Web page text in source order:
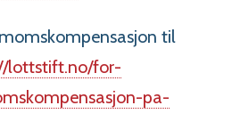
til
lottstift.no/for-
pa-